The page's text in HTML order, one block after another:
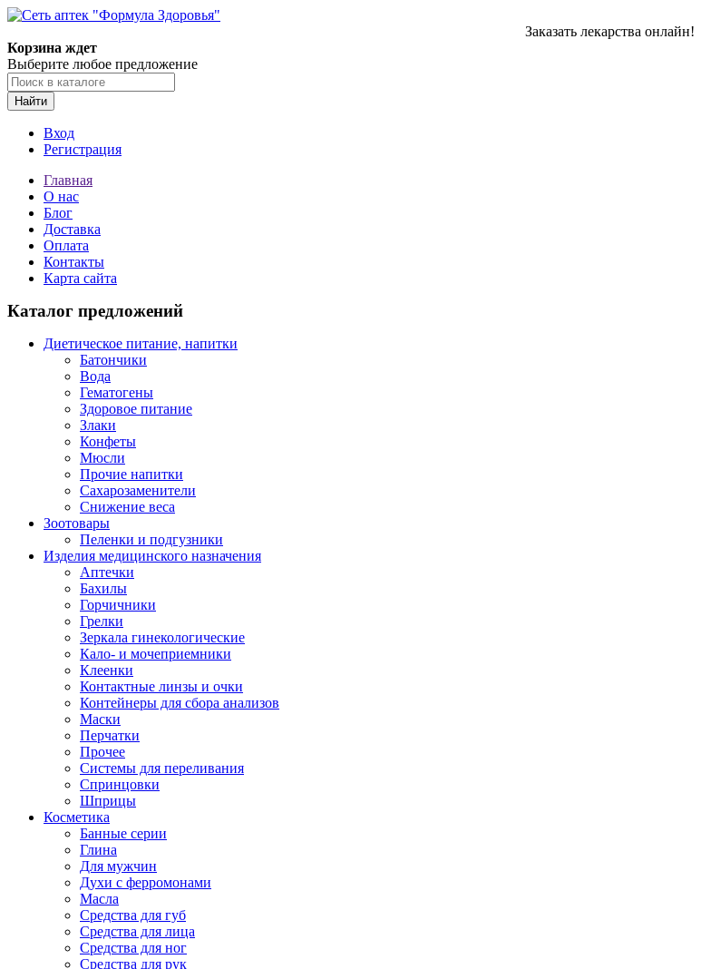
Заказать лекарства онлайн!
Корзина ждет
Выберите любое предложение
Найти
Вход
Регистрация
Главная
О нас
Блог
Доставка
Оплата
Контакты
Карта сайта
Каталог предложений
Диетическое питание, напитки
Батончики
Вода
Гематогены
Здоровое питание
Злаки
Конфеты
Мюсли
Прочие напитки
Сахарозаменители
Снижение веса
Зоотовары
Пеленки и подгузники
Изделия медицинского назначения
Аптечки
Бахилы
Горчичники
Грелки
Зеркала гинекологические
Кало- и мочеприемники
Клеенки
Контактные линзы и очки
Контейнеры для сбора анализов
Маски
Перчатки
Прочее
Системы для переливания
Спринцовки
Шприцы
Косметика
Банные серии
Глина
Для мужчин
Духи с ферромонами
Масла
Средства для губ
Средства для лица
Средства для ног
Средства для рук